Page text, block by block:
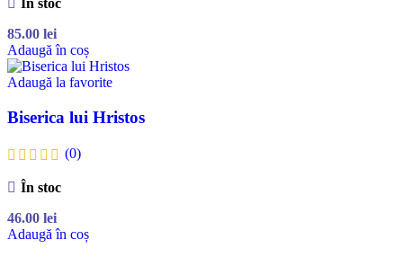
În stoc
85.00 lei
Adaugă în coș
Adaugă la favorite
Biserica lui Hristos
(0)
În stoc
46.00 lei
Adaugă în coș